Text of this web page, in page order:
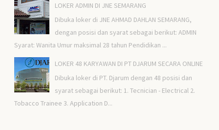
LOKER ADMIN DI JNE SEMARANG
Dibuka loker di JNE AHMAD DAHLAN SEMARANG,
dengan posisi dan syarat sebagai berikut: ADMIN
Syarat: Wanita Umur maksimal 28 tahun Pendidikan ...
LOKER 48 KARYAWAN DI PT DJARUM SECARA ONLINE
Dibuka loker di PT. Djarum dengan 48 posisi dan
syarat sebagai berikut: 1. Tecnician - Electrical 2.
Tobacco Trainee 3. Application D...